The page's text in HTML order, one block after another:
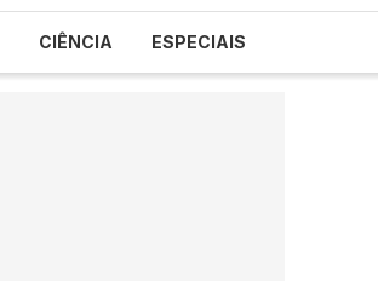
CIÊNCIA ESPECIAIS